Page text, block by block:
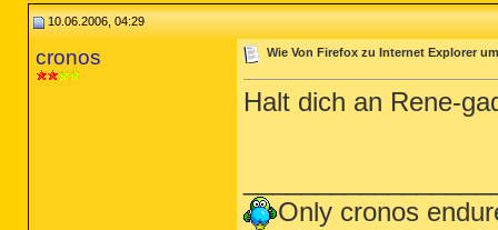
10.06.2006, 04:29
cronos Wie Von Firefox zu Internet Explorer
Halt dich an Rene-
Only cronos